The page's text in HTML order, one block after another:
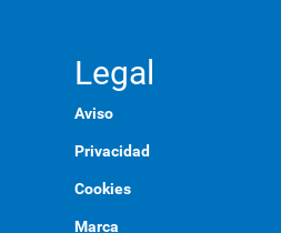
Legal
Aviso
Privacidad
Cookies
Marca